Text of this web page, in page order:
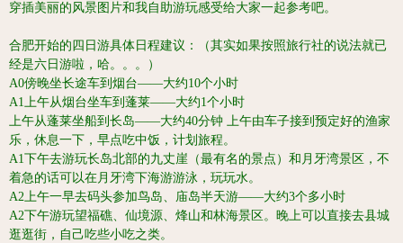
穿插美丽的风景图片和我自助游玩感受给大家一起参考吧。
合肥开始的四日游具体日程建议：（其实如果按照旅行社的说法就已
经是六日游啦，哈。。。）
A0傍晚坐长途车到烟台——大约10个小时
A1上午从烟台坐车到蓬莱——大约1个小时
上午从蓬莱坐船到长岛——大约40分钟 上午由车子接到预定好的渔家
乐，休息一下，早点吃中饭，计划旅程。
A1下午去游玩长岛北部的九丈崖（最有名的景点）和月牙湾景区，不
着急的话可以在月牙湾下海游游泳，玩玩水。
A2上午一早去码头参加鸟岛、庙岛半天游——大约3个多小时
A2下午游玩望福礁、仙境源、烽山和林海景区。晚上可以直接去县城
逛逛街，自己吃些小吃之类。